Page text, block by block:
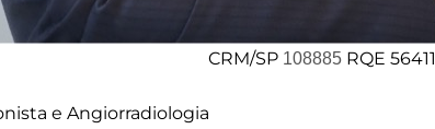
CRM/SP 108885 RQE 56411
e Angiorradiologia